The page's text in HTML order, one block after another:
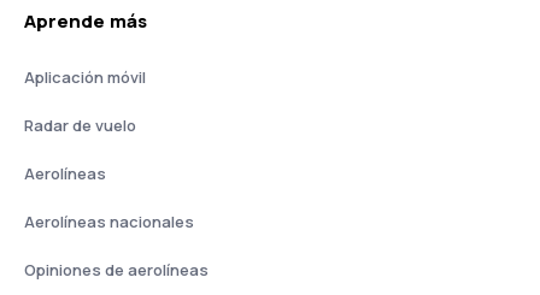
Aprende más
Aplicación móvil
Radar de vuelo
Aerolíneas
Aerolíneas nacionales
Opiniones de aerolíneas